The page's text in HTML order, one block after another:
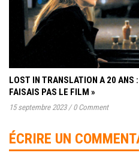
LOST IN TRANSLATION A 20 ANS
FAISAIS PAS LE FILM »
15 septembre 2023 / 0 Comment
ÉCRIRE UN